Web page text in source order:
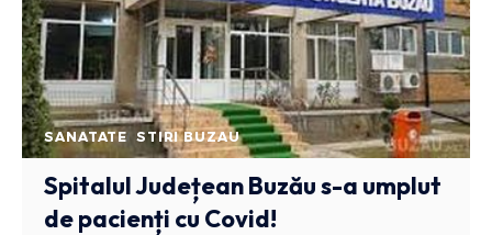
SANATATE STIRI BUZAU
Spitalul Județean Buzău s-a umplut
de pacienți cu Covid!